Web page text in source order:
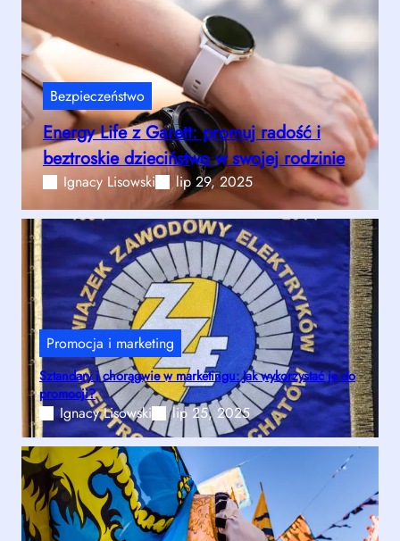
Bezpieczeństwo
Energy Life z Garett: promuj radość i
beztroskie dzieciństwo w swojej rodzinie
Ignacy Lisowski lip 29, 2025
Promocja i marketing
Sztandary i chorągwie w marketingu: Jak wykorzystać je do
promocji?
Ignacy Lisowski lip 25, 2025